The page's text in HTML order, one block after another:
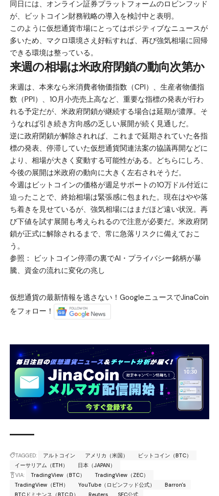
同日には、オンライン証券プラットフォームのロビンフッド
が、ビットコイン財務戦略の導入を検討中と表明。
このように仮想通貨市場にとってはポジティブなニュースが
多いため、マクロ環境さえ好転すれば、再び強気相場に回帰
できる環境は整っている。
来週の相場は米政府閉鎖の動向次第か
来週は、本来なら米消費者物価指数（CPI）、生産者物価指
数（PPI）、10月小売売上高など、重要な指標の発表が行わ
れる予定だが、米政府閉鎖が継続する場合は延期が濃厚。そ
うなれば引き続き方向感の乏しい展開が続く見通しだ。
逆に政府閉鎖が解除されれば、これまで延期されていた各指
標の発表、停滞していた仮想通貨関連法案の協議再開などに
より、相場が大きく変動する可能性がある。どちらにしろ、
今後の展開は米政府の動向に大きく左右されそうだ。
今週はビットコインの価格が週足サポートの10万ドル付近に
迫ったことで、終始相場は緊張感に包まれた。現在はやや落
ち着きを見せているが、強気相場にはまだほど遠い状況。再
び下値を試す展開も考えられるので注意が必要だ。米政府閉
鎖が正式に解除されるまで、常に急落リスクに備えておこ
う。
参照： ビットコイン停滞の裏でAI・プライバシー銘柄が暴
騰、資金の流れに変化の兆し
仮想通貨の最新情報を逃さない！GoogleニュースでJinaCoin
をフォロー！
TAGGED: アルトコイン アメリカ（米国）
ビットコイン（BTC）
イーサリアム（ETH）
日本（JAPAN）
VIA:
TradingView（BTC）
TradingView（ZEC）
TradingView（ETH）
YouTube（ロビンフッド公式）
Barron's
BTCドミナンス（BTC.D）
Reuters SEC公式